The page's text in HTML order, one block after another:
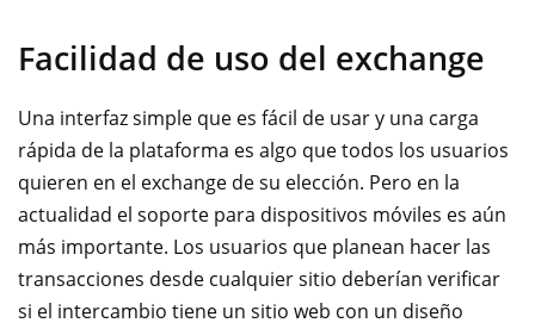
Facilidad de uso del exchange
Una interfaz simple que es fácil de usar y una carga
rápida de la plataforma es algo que todos los usuarios
quieren en el exchange de su elección. Pero en la
actualidad el soporte para dispositivos móviles es aún
más importante. Los usuarios que planean hacer las
transacciones desde cualquier sitio deberían verificar
si el intercambio tiene un sitio web con un diseño